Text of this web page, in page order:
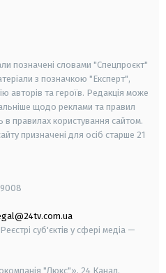
позначені словами "Спецпроєкт"
з позначкою "Експерт",
авторів та героїв. Редакція може
щодо реклами та правил
правилах користування сайтом.
призначені для осіб старше 21
суб'єктів у сфері медіа —
"Люкс"», 24 Канал.